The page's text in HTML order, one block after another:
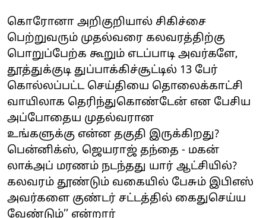
கொரோனா அறிகுறியால் சிகிச்சை
பெற்றுவரும் முதல்வரை கலவரத்திற்கு
பொறுப்பேற்க கூறும் எடப்பாடி அவர்களே,
தூத்துக்குடி துப்பாக்கிச்சூட்டில் 13 பேர்
கொல்லப்பட்ட செய்தியை தொலைக்காட்சி
வாயிலாக தெரிந்துகொண்டேன் என பேசிய
அப்போதைய முதல்வரான
உங்களுக்கு என்ன தகுதி இருக்கிறது?
பென்னிக்ஸ், ஜெயராஜ் தந்தை - மகன்
லாக்அப் மரணம் நடந்தது யார் ஆட்சியில்?
கலவரம் தூண்டும் வகையில் பேசும் இபிஎஸ்
அவர்களை குண்டர் சட்டத்தில் கைதுசெய்ய
வேண்டும்’’ என்றார்